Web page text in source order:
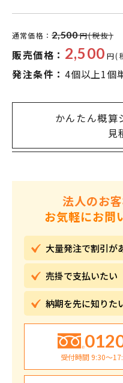
通常価格： 2,500円(税抜)
販売価格： 2,500 円(
発注条件： 4個以上1個
かんたん概算
見
法人のお
お気軽にお問
大量発注で割引が
売掛で支払いたい
納期を先に知りた
受付時間 9:30〜